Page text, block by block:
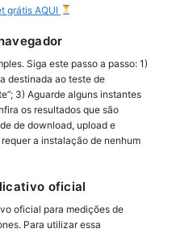
grátis AQUI
Siga este passo a passo: 1)
destinada ao teste de
3) Aguarde alguns instantes
os resultados que são
de download, upload e
a instalação de nenhum
oficial
oficial para medições de
Para utilizar essa